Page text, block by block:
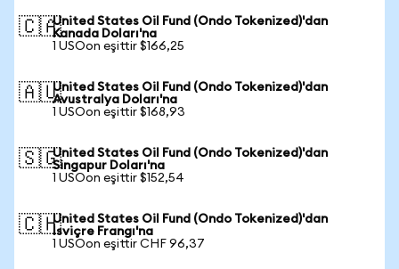
🇨🇦United States Oil Fund (Ondo Tokenized)'dan
Kanada Doları'na
1 USOon eşittir $166,25
🇦🇺United States Oil Fund (Ondo Tokenized)'dan
Avustralya Doları'na
1 USOon eşittir $168,93
🇸🇬United States Oil Fund (Ondo Tokenized)'dan
Singapur Doları'na
1 USOon eşittir $152,54
🇨🇭United States Oil Fund (Ondo Tokenized)'dan
İsviçre Frangı'na
1 USOon eşittir CHF 96,37